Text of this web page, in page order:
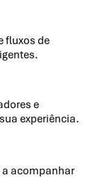
fluxos de
e
experiência.
a acompanhar